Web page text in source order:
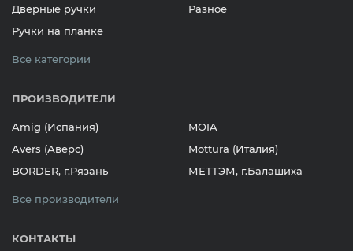
Дверные ручки
Ручки на планке
Разное
Все категории
ПРОИЗВОДИТЕЛИ
Amig (Испания)
Avers (Аверс)
BORDER, г.Рязань
MOIA
Mottura (Италия)
МЕТТЭМ, г.Балашиха
Все производители
КОНТАКТЫ